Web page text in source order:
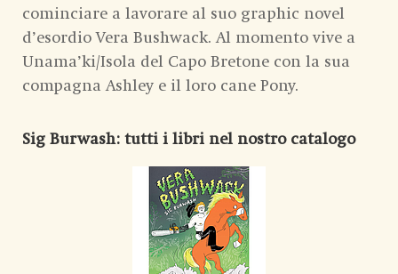
cominciare a lavorare al suo graphic novel
d’esordio Vera Bushwack. Al momento vive a
Unama’ki/Isola del Capo Bretone con la sua
compagna Ashley e il loro cane Pony.
Sig Burwash: tutti i libri nel nostro catalogo